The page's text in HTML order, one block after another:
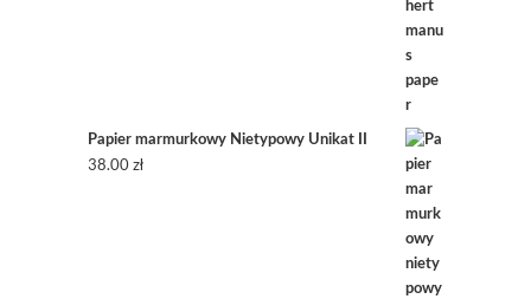
Papier marmurkowy Nietypowy Unikat II
38.00zł